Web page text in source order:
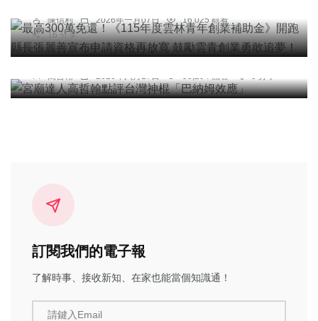
陳信利 2026年一月07日
16,025 觀看
16 分享
專欄
宮廟達人高哲翰點評台灣神棍「巴納姆效應」
高哲翰 2026年六月17日 50,294 觀看 5 分享
訂閱我們的電子報
了解時事、接收新知、在家也能當個知識通！
請鍵入Email